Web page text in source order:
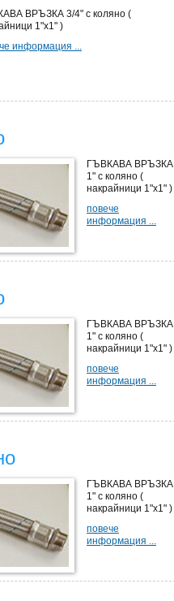
ВРЪЗКА 3/4" с коляно (
1"х1" )
информация ...
ГЪВКАВА ВРЪЗКА
1" с коляно (
накрайници 1"х1" )
повече
информация ...
ГЪВКАВА ВРЪЗКА
1" с коляно (
накрайници 1"х1" )
повече
информация ...
ГЪВКАВА ВРЪЗКА
1" с коляно (
накрайници 1"х1" )
повече
информация ...